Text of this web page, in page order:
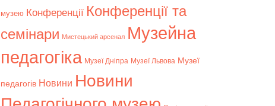
музею Конференції Конференції та
семінари Мистецький арсенал Музейна
педагогіка Музеї Дніпра Музеї Львова Музеї
педагогів Новини Новини